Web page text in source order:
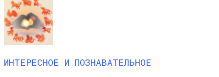
ИНТЕРЕСНОЕ И ПОЗНАВАТЕЛЬНОЕ